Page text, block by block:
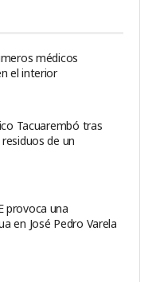
médicos
el interior
Tacuarembó tras
de un
provoca una
en José Pedro Varela